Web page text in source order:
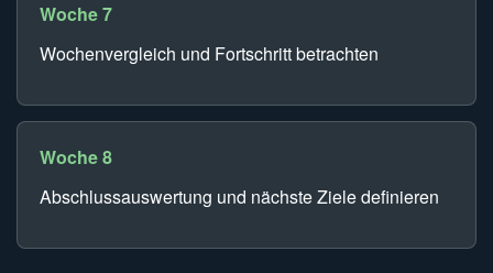
Woche 7
Wochenvergleich und Fortschritt betrachten
Woche 8
Abschlussauswertung und nächste Ziele definieren